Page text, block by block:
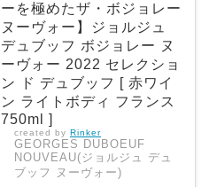
ーを極めたザ・ボジョレー
ヌーヴォー】ジョルジュ
デュブッフ ボジョレー ヌ
ーヴォー 2022 セレクショ
ン ド デュブッフ [ 赤ワイ
ン ライトボディ フランス
750ml ]
created by Rinker
GEORGES DUBOEUF
NOUVEAU(ジョルジュ デュ
ブッフ ヌーヴォー)